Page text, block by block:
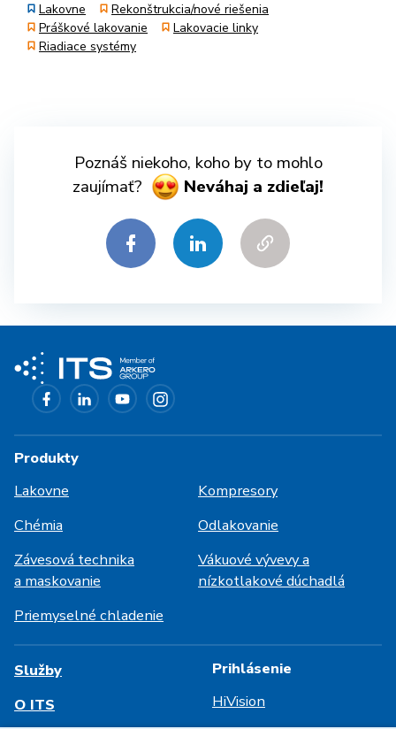
Lakovne
Rekonštrukcia/nové riešenia
Práškové lakovanie
Lakovacie linky
Riadiace systémy
Poznáš niekoho, koho by to mohlo
zaujímať?
Neváhaj a zdieľaj!
Produkty
Lakovne
Kompresory
Chémia
Odlakovanie
Závesová technika
a maskovanie
Vákuové vývevy a
nízkotlakové dúchadlá
Priemyselné chladenie
Služby
O ITS
Prihlásenie
HiVision